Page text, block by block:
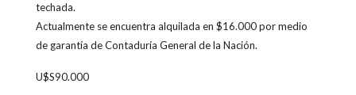
techada.
Actualmente se encuentra alquilada en $16.000 por medio
de garantía de Contaduría General de la Nación.
U$S90.000